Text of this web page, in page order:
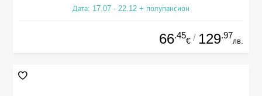
Дата: 17.07 - 22.12 + полупансион
66.45
€ / 129.97
лв.